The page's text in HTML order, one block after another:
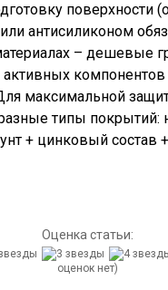
поверхности
антисиликоном
– дешевые
максимальной
типы покрытий:
+ цинковый состав
Оценка статьи:
оценок нет)